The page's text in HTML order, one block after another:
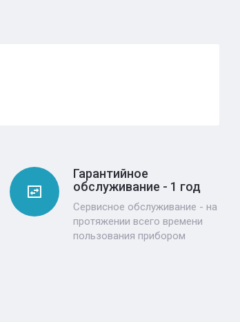
Гарантийное
обслуживание - 1 год
Сервисное обслуживание - на
протяжении всего времени
пользования прибором